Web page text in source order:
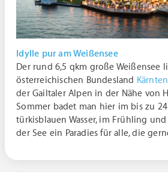
Idylle pur am Weißensee
Der rund 6,5 qkm große Weißensee
österreichischen Bundesland Kärnten
der Gailtaler Alpen in der Nähe von
Sommer badet man hier im bis zu
türkisblauen Wasser, im Frühling
der See ein Paradies für alle, die
Heimatgeschichte schnuppern